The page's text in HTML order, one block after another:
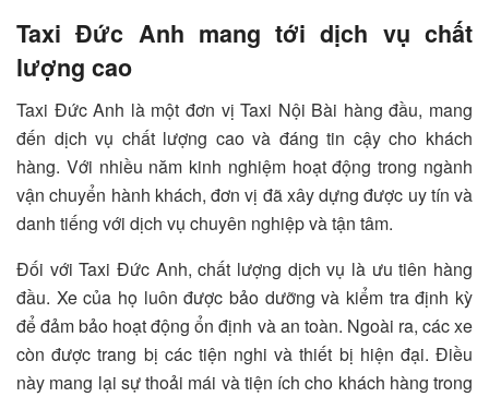
Taxi Đức Anh mang tới dịch vụ chất
lượng cao
Taxi Đức Anh là một đơn vị Taxi Nội Bài hàng đầu, mang
đến dịch vụ chất lượng cao và đáng tin cậy cho khách
hàng. Với nhiều năm kinh nghiệm hoạt động trong ngành
vận chuyển hành khách, đơn vị đã xây dựng được uy tín và
danh tiếng với dịch vụ chuyên nghiệp và tận tâm.
Đối với Taxi Đức Anh, chất lượng dịch vụ là ưu tiên hàng
đầu. Xe của họ luôn được bảo dưỡng và kiểm tra định kỳ
để đảm bảo hoạt động ổn định và an toàn. Ngoài ra, các xe
còn được trang bị các tiện nghi và thiết bị hiện đại. Điều
này mang lại sự thoải mái và tiện ích cho khách hàng trong